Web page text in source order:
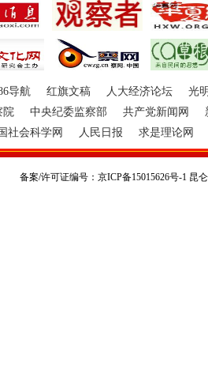
导航 红旗文稿 人大经济论坛
光
院 中央纪委监察部 共产党新闻网
社会科学网 人民日报 求是理论网
备案/许可证编号：京ICP备15015626号-1 昆